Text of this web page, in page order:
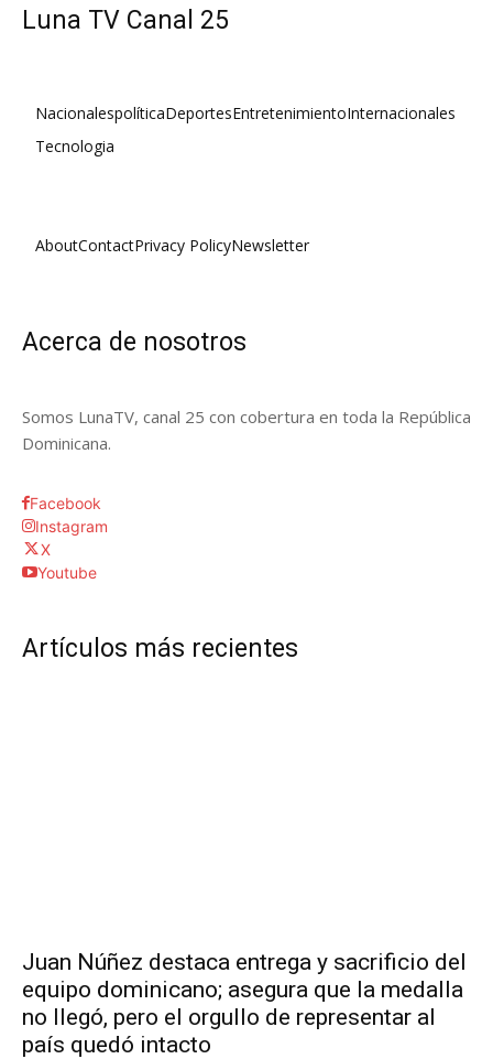
Luna TV Canal 25
NacionalespolíticaDeportesEntretenimientoInternacionales
Tecnologia
AboutContactPrivacy PolicyNewsletter
Acerca de nosotros
Somos LunaTV, canal 25 con cobertura en toda la República
Dominicana.
Facebook
Instagram
X
Youtube
Artículos más recientes
Juan Núñez destaca entrega y sacrificio del
equipo dominicano; asegura que la medalla
no llegó, pero el orgullo de representar al
país quedó intacto